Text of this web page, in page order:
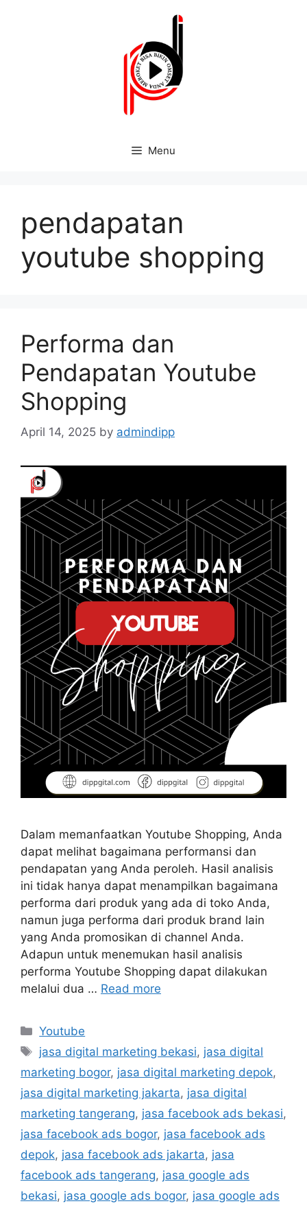
Menu
pendapatan
youtube shopping
Performa dan
Pendapatan Youtube
Shopping
April 14, 2025 by admindipp
Dalam memanfaatkan Youtube Shopping, Anda
dapat melihat bagaimana performansi dan
pendapatan yang Anda peroleh. Hasil analisis
ini tidak hanya dapat menampilkan bagaimana
performa dari produk yang ada di toko Anda,
namun juga performa dari produk brand lain
yang Anda promosikan di channel Anda.
Adapun untuk menemukan hasil analisis
performa Youtube Shopping dapat dilakukan
melalui dua … Read more
Youtube
jasa digital marketing bekasi, jasa digital
marketing bogor, jasa digital marketing depok,
jasa digital marketing jakarta, jasa digital
marketing tangerang, jasa facebook ads bekasi,
jasa facebook ads bogor, jasa facebook ads
depok, jasa facebook ads jakarta, jasa
facebook ads tangerang, jasa google ads
bekasi, jasa google ads bogor, jasa google ads